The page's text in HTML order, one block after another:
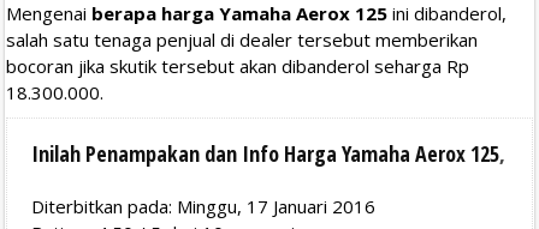
Mengenai berapa harga Yamaha Aerox 125 ini dibanderol,
salah satu tenaga penjual di dealer tersebut memberikan
bocoran jika skutik tersebut akan dibanderol seharga Rp
18.300.000.
Inilah Penampakan dan Info Harga Yamaha Aerox 125,
Diterbitkan pada: Minggu, 17 Januari 2016